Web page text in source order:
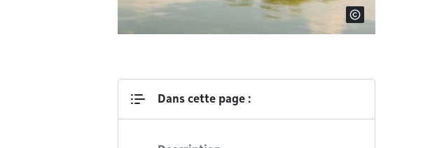
Dans cette page :